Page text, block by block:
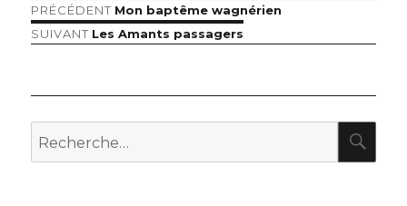
Navigation
l’article
PRÉCÉDENT Article
précédent :
Mon baptême wagnérien
SUIVANT Article
Les Amants passagers
Recherche
pour